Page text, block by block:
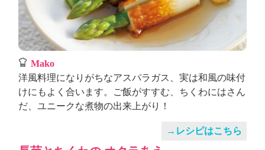
Mako
洋風料理になりがちなアスパラガス、実は和風の味付
けにもよく合います。ご飯がすすむ、ちくわにはさん
だ、ユニークな煮物の出来上がり！
→レシピはこちら